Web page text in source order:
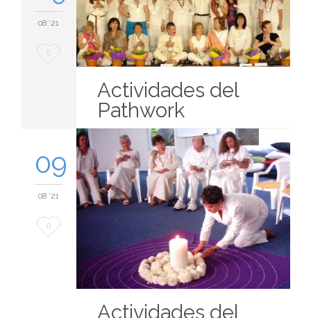
08 '21
Love
0
Actividades del
Pathwork
09
08 '21
Love
0
Actividades del